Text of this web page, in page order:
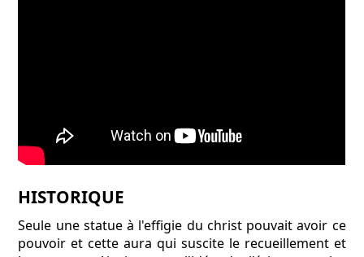
HISTORIQUE
Seule une statue à l'effigie du christ pouvait avoir ce
pouvoir et cette aura qui suscite le recueillement et